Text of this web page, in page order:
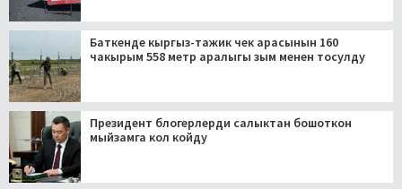
Баткенде кыргыз-тажик чек арасынын 160
чакырым 558 метр аралыгы зым менен тосулду
Президент блогерлерди салыктан бошоткон
мыйзамга кол койду